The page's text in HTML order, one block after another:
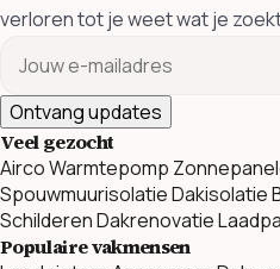
verloren tot je weet wat je
Ontvang updates
Veel gezocht
AircoWarmtepomp
SpouwmuurisolatieDakisolatie
SchilderenDakrenovatie
Populaire vakmensen